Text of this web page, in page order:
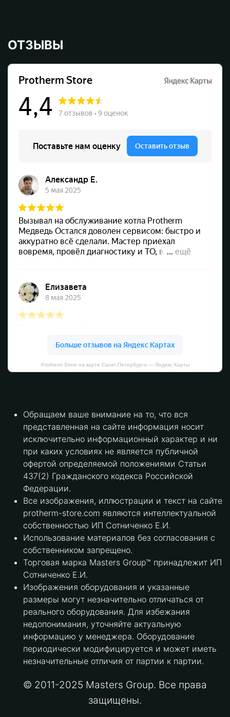
ОТЗЫВЫ
Protherm Store на карте Санкт‑Петербурга — Яндекс Карты
Обращаем ваше внимание на то, что вся
представленная на сайте информация носит
исключительно информационный характер и ни
при каких условиях не является публичной
офертой определяемой положениями Статьи
437(2) Гражданского кодекса Российской
Федерации.
Все изображения, иллюстрации и текст на сайте
protherm-store.com являются интеллектуальной
собственностью ИП Сотниченко Е.И.
Использование материалов без согласования с
собственником запрещено.
Торговая марка Masters Group™ принадлежит ИП
Сотниченко Е.И.
Изображения оборудования и указанные
размеры могут незначительно отличаться от
реального оборудования. Для избежания
недопонимания, уточняйте актуальную
информацию у менеджера. Оборудование
периодически модифицируется и может иметь
незначительные отличия от партии к партии.
© 2011-2025 Masters Group. Все права
защищены.